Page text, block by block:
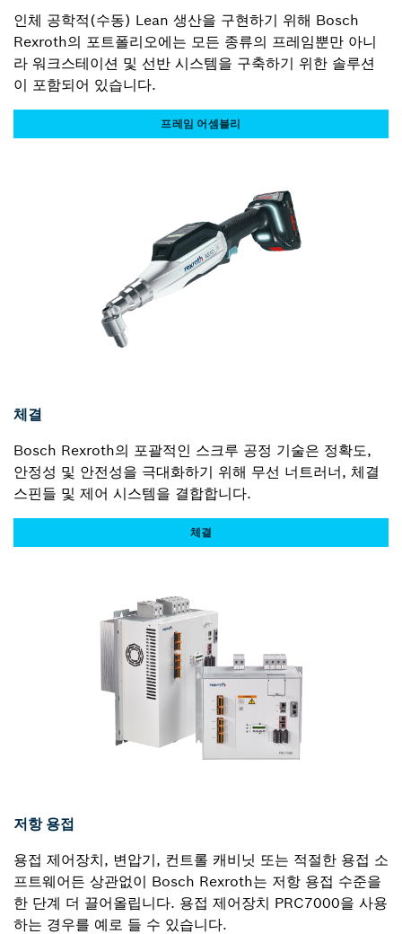
인체 공학적(수동) Lean 생산을 구현하기 위해 Bosch
Rexroth의 포트폴리오에는 모든 종류의 프레임뿐만 아니
라 워크스테이션 및 선반 시스템을 구축하기 위한 솔루션
이 포함되어 있습니다.
프레임 어셈블리
체결
Bosch Rexroth의 포괄적인 스크루 공정 기술은 정확도,
안정성 및 안전성을 극대화하기 위해 무선 너트러너, 체결
스핀들 및 제어 시스템을 결합합니다.
체결
저항 용접
용접 제어장치, 변압기, 컨트롤 캐비닛 또는 적절한 용접 소
프트웨어든 상관없이 Bosch Rexroth는 저항 용접 수준을
한 단계 더 끌어올립니다. 용접 제어장치 PRC7000을 사용
하는 경우를 예로 들 수 있습니다.